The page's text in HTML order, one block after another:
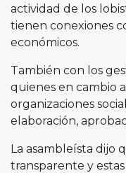
actividad de los
tienen conexiones
económicos.
También con los
quienes en cambio
organizaciones
elaboración,
La asambleísta dijo
transparente y